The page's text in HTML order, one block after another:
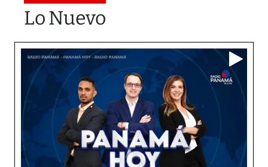
Lo Nuevo